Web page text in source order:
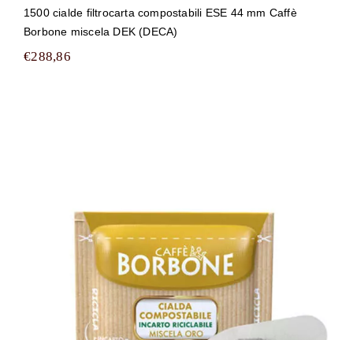
1500 cialde filtrocarta compostabili ESE 44 mm Caffè
Borbone miscela DEK (DECA)
€288,86
1500 cialde filtrocarta compostabili
ESE 44 mm Caffè Borbone miscela
ORO GOLD